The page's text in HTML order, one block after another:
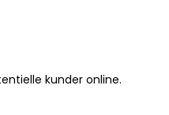
kunder online.